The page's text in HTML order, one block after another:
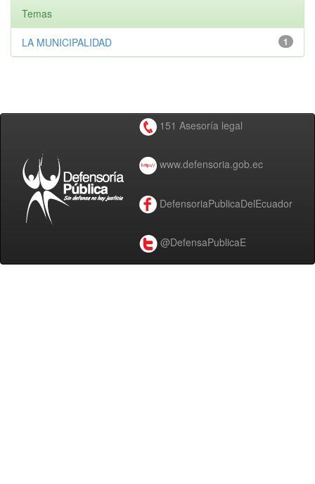
Temas
1
LA MUNICIPALIDAD
151 Asesoría legal
www.defensoria.gob.ec
DefensoriaPublicaDelEcuador
@DefensaPublicaE